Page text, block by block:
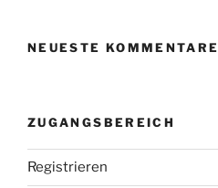
NEUESTE KOMMENTARE
ZUGANGSBEREICH
Registrieren